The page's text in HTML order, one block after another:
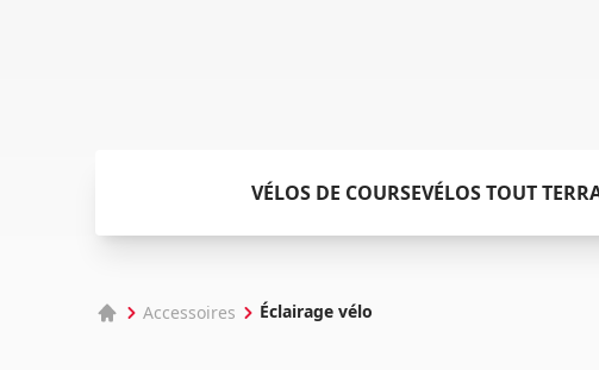
VÉLOS DE COURSEVÉLOS TOUT
Accessoires Éclairage vélo